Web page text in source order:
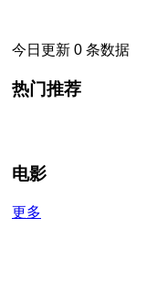
今日更新 0 条数据
热门推荐
电影
更多